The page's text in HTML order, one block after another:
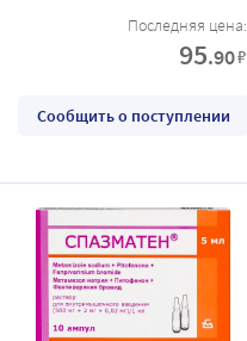
Последняя цена:
95.90₽
Сообщить о поступлении